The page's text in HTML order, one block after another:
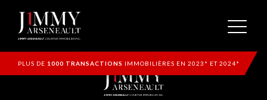
PLUS DE 1000 TRANSACTIONS IMMOBILIÈRES EN 2023* ET 2024*